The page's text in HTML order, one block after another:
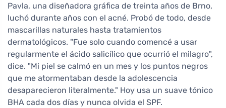
Pavla, una diseñadora gráfica de treinta años de Brno,
luchó durante años con el acné. Probó de todo, desde
mascarillas naturales hasta tratamientos
dermatológicos. "Fue solo cuando comencé a usar
regularmente el ácido salicílico que ocurrió el milagro",
dice. "Mi piel se calmó en un mes y los puntos negros
que me atormentaban desde la adolescencia
desaparecieron literalmente." Hoy usa un suave tónico
BHA cada dos días y nunca olvida el SPF.